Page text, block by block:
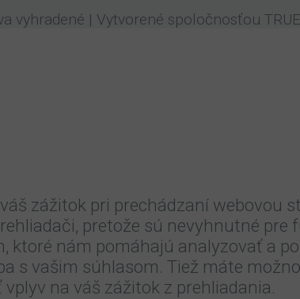
| Vytvorené spoločnosťou
zážitok pri prechádzaní webovou
pretože sú nevyhnutné
ktoré nám pomáhajú analyzovať a
s vašim súhlasom. Tiež máte
na váš zážitok z prehliadania.